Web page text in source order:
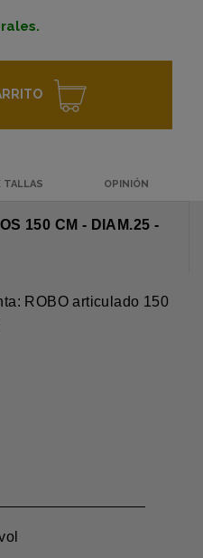
TALLAS OPINIÓN
150 CM - DIAM.25 -
ROBO articulado 150